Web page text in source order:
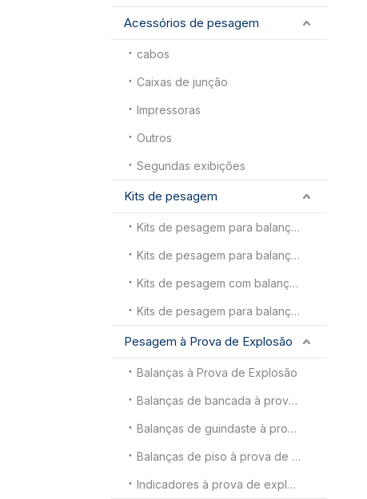
Acessórios de pesagem
cabos
Caixas de junção
Impressoras
Outros
Segundas exibições
Kits de pesagem
Kits de pesagem para balanças de animais
Kits de pesagem para balança de piso
Kits de pesagem com balança para porta-paletes
Kits de pesagem para balanças de caminhões
Pesagem à Prova de Explosão
Balanças à Prova de Explosão
Balanças de bancada à prova de explosão
Balanças de guindaste à prova de explosão
Balanças de piso à prova de explosão
Indicadores à prova de explosão